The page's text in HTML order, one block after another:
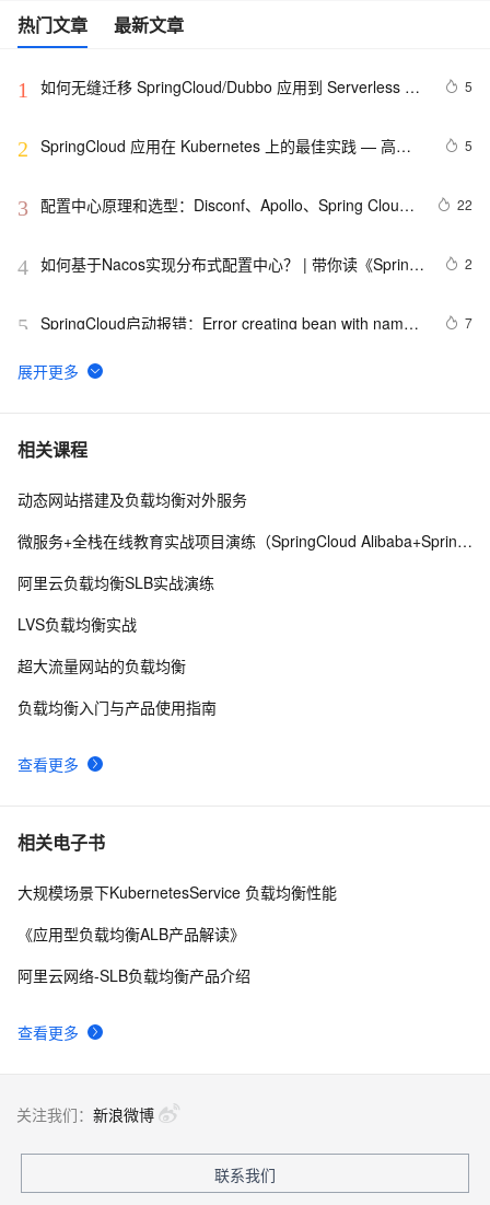
热门文章 最新文章
1
如何无缝迁移 SpringCloud/Dubbo 应用到 Serverless 架
5
2 SpringCloud 应用在 Kubernetes 上的最佳实践 — 高可
5
3 配置中心原理和选型：Disconf、Apollo、Spring Cloud
22
4 如何基于Nacos实现分布式配置中心？ | 带你读《Spring
2
5 SpringCloud启动报错：Error creating bean with name
7
6
黑马程序员2024最新SpringCloud微服务开发与实战 个人
7 SA实战 ·《SpringCloud Alibaba实战》第16章-链路追
8 使用Spring Cloud Stream集成消息中间件
10F版本SpringCloud 3—大白话Eureka服务注册与发现
相关课程
查看更多
动态网站搭建及负载均衡对外服务
微服务+全栈在线教育实战项目演练（SpringCloud Alibaba+SpringBoot）
阿里云负载均衡SLB实战演练
LVS负载均衡实战
超大流量网站的负载均衡
负载均衡入门与产品使用指南
相关电子书
查看更多
大规模场景下KubernetesService 负载均衡性能
《应用型负载均衡ALB产品解读》
阿里云网络-SLB负载均衡产品介绍
关注我们： 新浪微博
联系我们